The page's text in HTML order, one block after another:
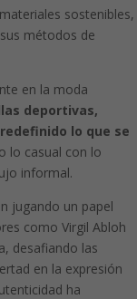
sostenibles,
métodos de
en la moda
deportivas,
lo que se
lo casual con lo
informal.
jugando un papel
como Virgil Abloh
desafiando las
en la expresión
ha